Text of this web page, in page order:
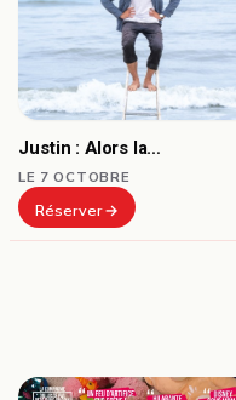
Justin : Alors la…
LE 7 OCTOBRE
Réserver